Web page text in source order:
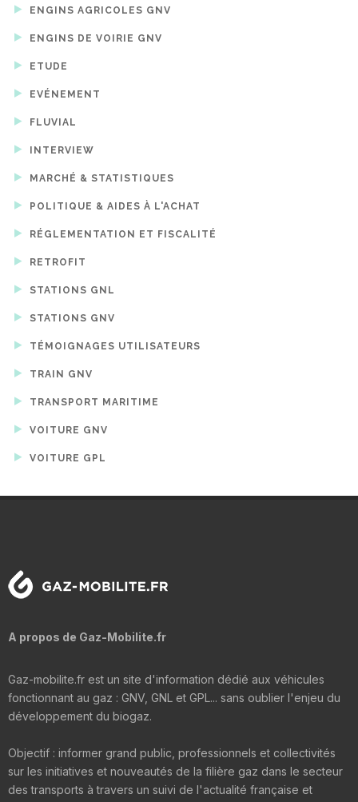
ENGINS AGRICOLES GNV
ENGINS DE VOIRIE GNV
ETUDE
EVÉNEMENT
FLUVIAL
INTERVIEW
MARCHÉ & STATISTIQUES
POLITIQUE & AIDES À L'ACHAT
RÉGLEMENTATION ET FISCALITÉ
RETROFIT
STATIONS GNL
STATIONS GNV
TÉMOIGNAGES UTILISATEURS
TRAIN GNV
TRANSPORT MARITIME
VOITURE GNV
VOITURE GPL
A propos de Gaz-Mobilite.fr
Gaz-mobilite.fr est un site d'information dédié aux véhicules
fonctionnant au gaz : GNV, GNL et GPL... sans oublier l'enjeu du
développement du biogaz.
Objectif : informer grand public, professionnels et collectivités
sur les initiatives et nouveautés de la filière gaz dans le secteur
des transports à travers un suivi de l'actualité française et